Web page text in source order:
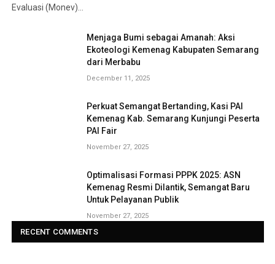
Evaluasi (Monev)…
Menjaga Bumi sebagai Amanah: Aksi
Ekoteologi Kemenag Kabupaten Semarang
dari Merbabu
December 11, 2025
Perkuat Semangat Bertanding, Kasi PAI
Kemenag Kab. Semarang Kunjungi Peserta
PAI Fair
November 27, 2025
Optimalisasi Formasi PPPK 2025: ASN
Kemenag Resmi Dilantik, Semangat Baru
Untuk Pelayanan Publik
November 27, 2025
RECENT COMMENTS